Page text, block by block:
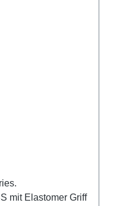
mit Elastomer Griff